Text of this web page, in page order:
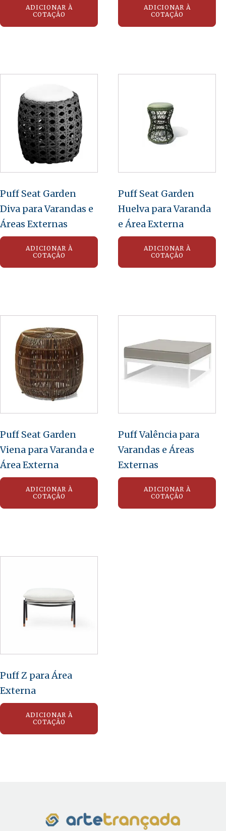
ADICIONAR À
COTAÇÃO
ADICIONAR À
COTAÇÃO
Puff Seat Garden
Diva para Varandas e
Áreas Externas
ADICIONAR À
COTAÇÃO
Puff Seat Garden
Huelva para Varanda
e Área Externa
ADICIONAR À
COTAÇÃO
Puff Seat Garden
Viena para Varanda e
Área Externa
ADICIONAR À
COTAÇÃO
Puff Valência para
Varandas e Áreas
Externas
ADICIONAR À
COTAÇÃO
Puff Z para Área
Externa
ADICIONAR À
COTAÇÃO